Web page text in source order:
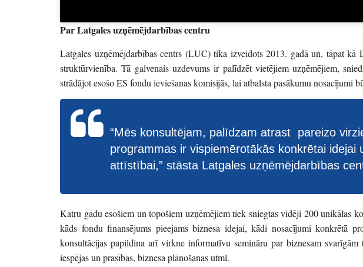
Par Latgales uzņēmējdarbības centru
Latgales uzņēmējdarbības centrs (LUC) tika izveidots 2013. gadā un, tāpat kā
struktūrvienība. Tā galvenais uzdevums ir palīdzēt vietējiem uzņēmējiem,
strādājot esošo ES fondu ieviešanas komisijās, lai atbalsta pasākumu nosacījumi
“Mēs konsultējam, palīdzam atrast pareizo
programmas ir vispiemērotākās konkrētai idejai
attīstībai,” stāsta Latgales uzņēmējdarbības
Katru gadu esošiem un topošiem uzņēmējiem tiek sniegtas vidēji 200 unikālas
kāds fondu finansējums pieejams biznesa idejai, kādi nosacījumi konkrētā
konsultācijas papildina arī virkne informatīvu semināru par biznesam
iespējas un prasības, biznesa plānošanas utml.